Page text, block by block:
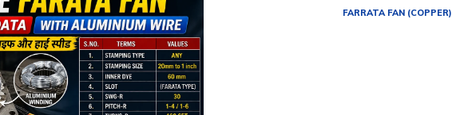
FARRATA FAN (COPPER)